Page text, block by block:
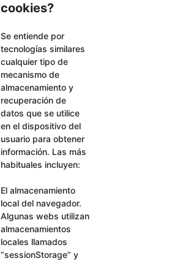
cookies?
Se entiende por
tecnologías similares
cualquier tipo de
mecanismo de
almacenamiento y
recuperación de
datos que se utilice
en el dispositivo del
usuario para obtener
información. Las más
habituales incluyen:
El almacenamiento
local del navegador.
Algunas webs utilizan
almacenamientos
locales llamados
“sessionStorage” y